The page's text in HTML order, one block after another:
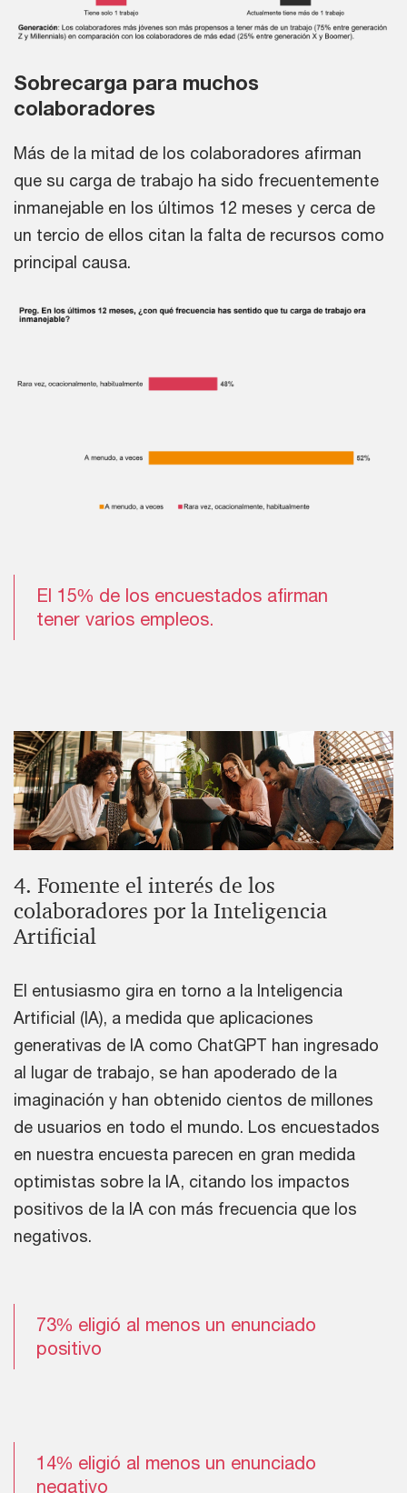
Sobrecarga para muchos
colaboradores
Más de la mitad de los colaboradores afirman
que su carga de trabajo ha sido frecuentemente
inmanejable en los últimos 12 meses y cerca de
un tercio de ellos citan la falta de recursos como
principal causa.
El 15% de los encuestados afirman
tener varios empleos.
4. Fomente el interés de los
colaboradores por la Inteligencia
Artificial
El entusiasmo gira en torno a la Inteligencia
Artificial (IA), a medida que aplicaciones
generativas de IA como ChatGPT han ingresado
al lugar de trabajo, se han apoderado de la
imaginación y han obtenido cientos de millones
de usuarios en todo el mundo. Los encuestados
en nuestra encuesta parecen en gran medida
optimistas sobre la IA, citando los impactos
positivos de la IA con más frecuencia que los
negativos.
73% eligió al menos un enunciado
positivo
14% eligió al menos un enunciado
negativo